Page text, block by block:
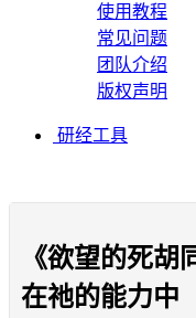
使用教程
常见问题
团队介绍
版权声明
研经工具
《欲望的死
在祂的能力中